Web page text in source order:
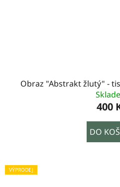
Obraz "Abstrakt žlutý" -
400
DO
VÝPRODEJ